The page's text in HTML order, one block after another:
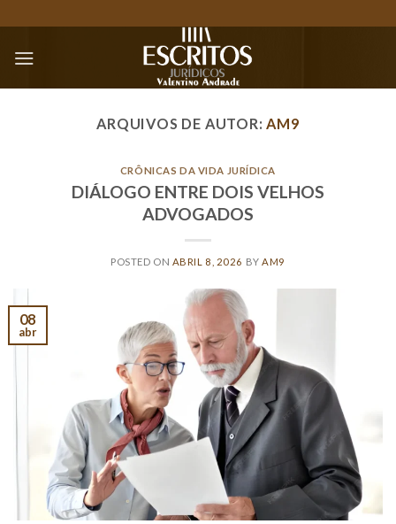
to
content
ARQUIVOS DE AUTOR:AM9
CRÔNICAS DA VIDA JURÍDICA
DIÁLOGO ENTRE DOIS VELHOS
ADVOGADOS
POSTED ON ABRIL 8, 2026 BYAM9
08
abr